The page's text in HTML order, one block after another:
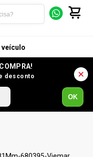
veículo
desconto
OK